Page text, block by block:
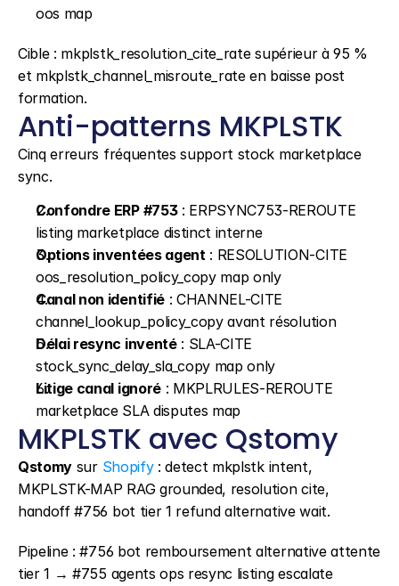
oos map
Cible : mkplstk_resolution_cite_rate supérieur à 95 %
et mkplstk_channel_misroute_rate en baisse post
formation.
Anti-patterns MKPLSTK
Cinq erreurs fréquentes support stock marketplace
sync.
Confondre ERP #753 : ERPSYNC753-REROUTE
listing marketplace distinct interne
Options inventées agent : RESOLUTION-CITE
oos_resolution_policy_copy map only
Canal non identifié : CHANNEL-CITE
channel_lookup_policy_copy avant résolution
Délai resync inventé : SLA-CITE
stock_sync_delay_sla_copy map only
Litige canal ignoré : MKPLRULES-REROUTE
marketplace SLA disputes map
MKPLSTK avec Qstomy
Qstomy sur Shopify : detect mkplstk intent,
MKPLSTK-MAP RAG grounded, resolution cite,
handoff #756 bot tier 1 refund alternative wait.
Pipeline : #756 bot remboursement alternative attente
tier 1 → #755 agents ops resync listing escalate